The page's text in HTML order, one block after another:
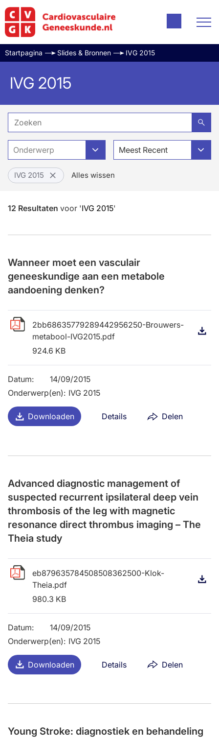
Startpagina Slides & Bronnen IVG 2015
IVG 2015
Onderwerp Meest Recent
IVG 2015 Alles wissen
12 Resultaten voor 'IVG 2015'
Downloaden Details Delen
Wanneer moet een vasculair
geneeskundige aan een metabole
aandoening denken?
2bb68635779289442956250-Brouwers-
metabool-IVG2015.pdf
924.6 KB
Datum:
14/09/2015
Onderwerp(en): IVG 2015
Downloaden Details Delen
Advanced diagnostic management of
suspected recurrent ipsilateral deep vein
thrombosis of the leg with magnetic
resonance direct thrombus imaging – The
Theia study
eb879635784508508362500-Klok-
Theia.pdf
980.3 KB
Datum:
14/09/2015
Onderwerp(en): IVG 2015
Young Stroke: diagnostiek en behandeling